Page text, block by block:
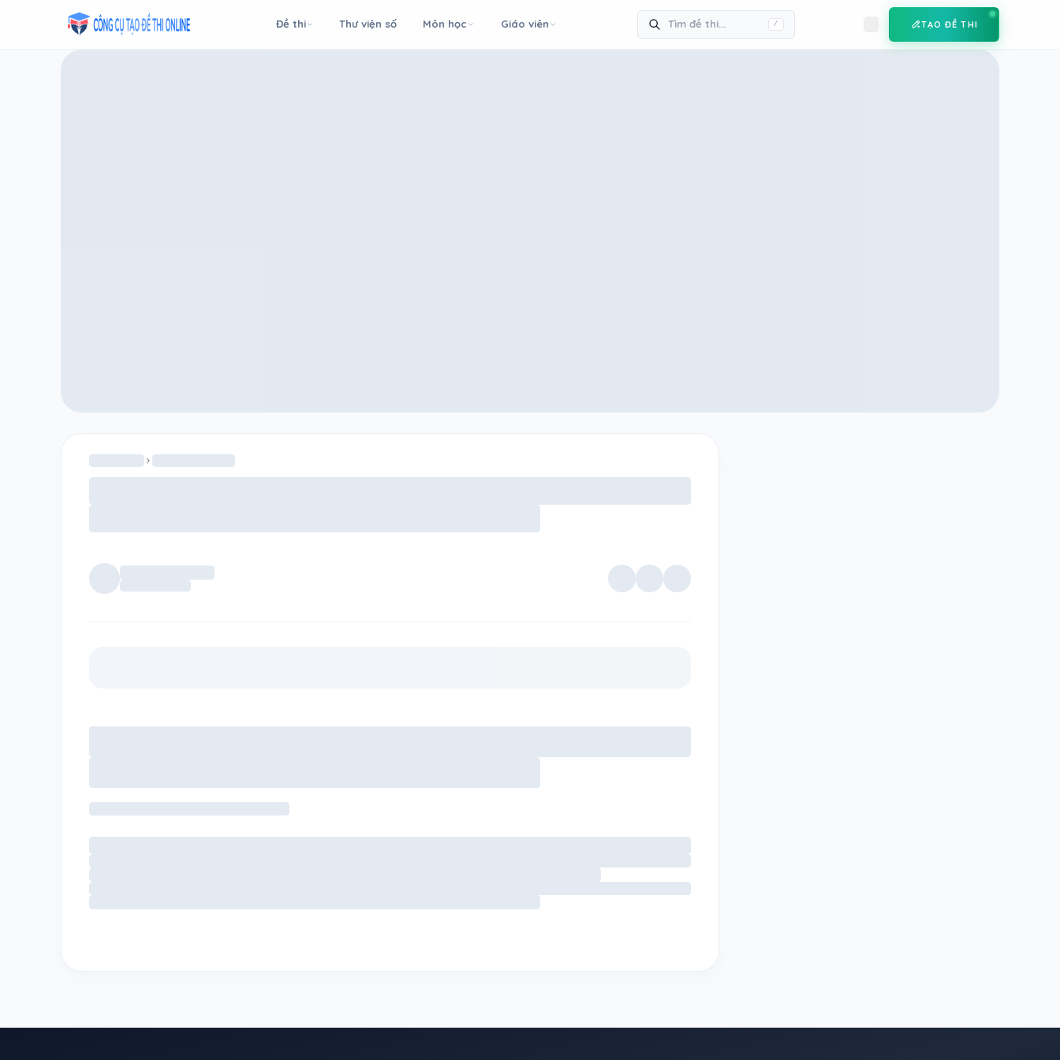
Đề thi Thư viện số Môn học Giáo viên / TẠO ĐỀ THI
Taodethi.xyz - Tạo đề thi Online miễn phí